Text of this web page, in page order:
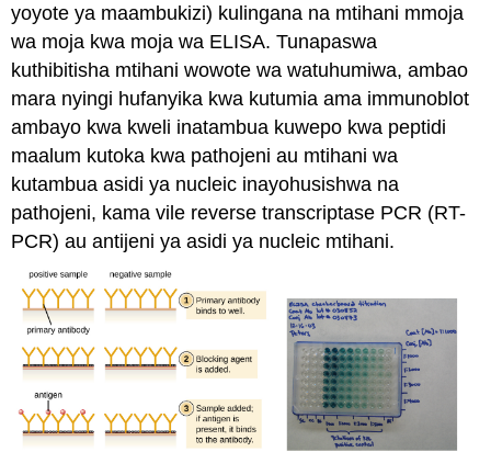
yoyote ya maambukizi) kulingana na mtihani mmoja
wa moja kwa moja wa ELISA. Tunapaswa
kuthibitisha mtihani wowote wa watuhumiwa, ambao
mara nyingi hufanyika kwa kutumia ama immunoblot
ambayo kwa kweli inatambua kuwepo kwa peptidi
maalum kutoka kwa pathojeni au mtihani wa
kutambua asidi ya nucleic inayohusishwa na
pathojeni, kama vile reverse transcriptase PCR (RT-
PCR) au antijeni ya asidi ya nucleic mtihani.